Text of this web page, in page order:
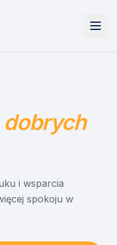
dobrych
i wsparcia
spokoju w